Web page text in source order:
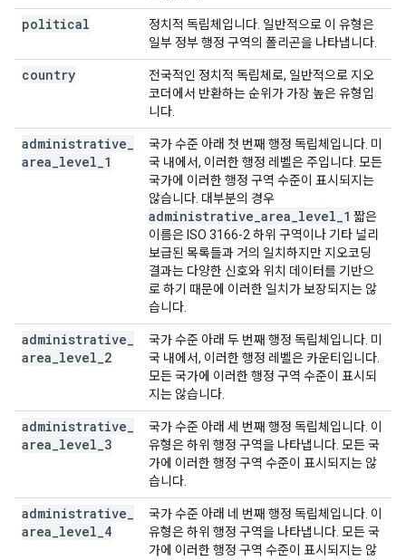
political
정치적 독립체입니다. 일반적으로 이 유형은
일부 정부 행정 구역의 폴리곤을 나타냅니다.
country
전국적인 정치적 독립체로, 일반적으로 지오
코더에서 반환하는 순위가 가장 높은 유형입
니다.
administrative
area level 1
국가 수준 아래 첫 번째 행정 독립체입니다. 미
국 내에서, 이러한 행정 레벨은 주입니다. 모든
국가에 이러한 행정 구역 수준이 표시되지는
않습니다. 대부분의 경우
administrative area level 1 짧은
이름은 ISO 3166-2 하위 구역이나 기타 널리
보급된 목록들과 거의 일치하지만 지오코딩
결과는 다양한 신호와 위치 데이터를 기반으
로 하기 때문에 이러한 일치가 보장되지는 않
습니다.
administrative
area level 2
국가 수준 아래 두 번째 행정 독립체입니다. 미
국 내에서, 이러한 행정 레벨은 카운티입니다.
모든 국가에 이러한 행정 구역 수준이 표시되
지는 않습니다.
administrative
area level 3
국가 수준 아래 세 번째 행정 독립체입니다. 이
유형은 하위 행정 구역을 나타냅니다. 모든 국
가에 이러한 행정 구역 수준이 표시되지는 않
습니다.
administrative
area level 4
국가 수준 아래 네 번째 행정 독립체입니다. 이
유형은 하위 행정 구역을 나타냅니다. 모든 국
가에 이러한 행정 구역 수준이 표시되지는 않